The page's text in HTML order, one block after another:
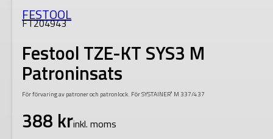
FESTOOL
FT204943
Festool TZE-KT SYS3 M
Patroninsats
För förvaring av patroner och patronlock. För SYSTAINER³ M 337/437
388 krinkl. moms